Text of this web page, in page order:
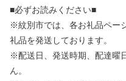
■必ずお読みください■
※紋別市では、各お礼品ペー
礼品を発送しております。
※配送日、発送時期、配達曜
ん。